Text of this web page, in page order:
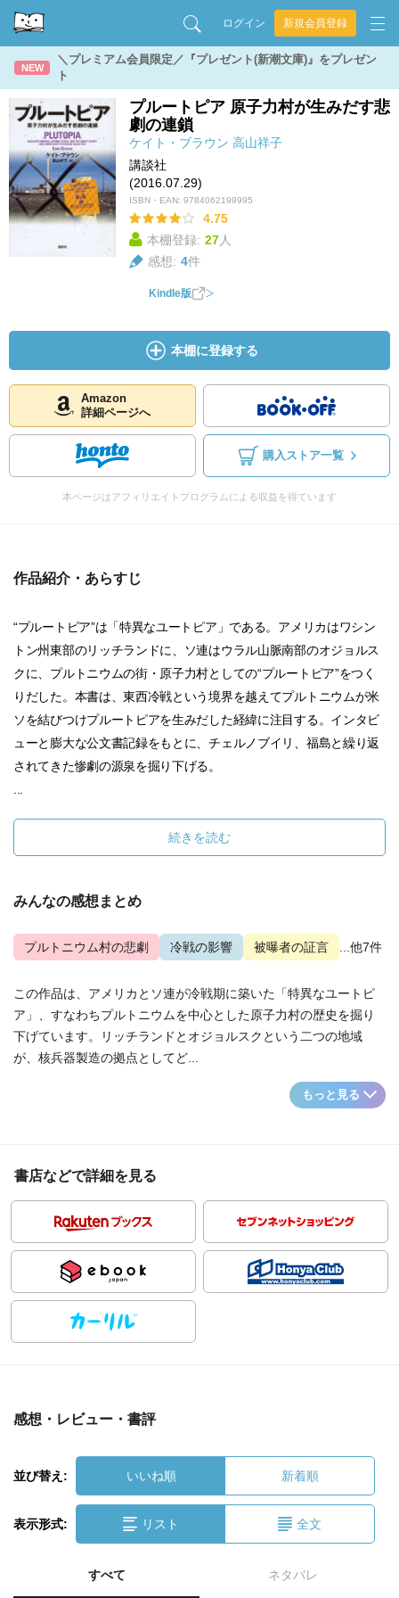
ログイン 新規会員登録
NEW
＼プレミアム会員限定／『プレゼント(新潮文庫)』をプレゼン
ト
プルートピア 原子力村が生みだす悲
劇の連鎖
ケイト・ブラウン 高山祥子
講談社
(2016.07.29)
ISBN・EAN: 9784062199995
4.75
本棚登録: 27人
感想: 4件
Kindle版
本棚に登録する
Amazon
詳細ページへ
購入ストア一覧
本ページはアフィリエイトプログラムによる収益を得ています
作品紹介・あらすじ
“プルートピア”は「特異なユートピア」である。アメリカはワシン
トン州東部のリッチランドに、ソ連はウラル山脈南部のオジョルス
クに、プルトニウムの街・原子力村としての“プルートピア”をつく
りだした。本書は、東西冷戦という境界を越えてプルトニウムが米
ソを結びつけプルートピアを生みだした経緯に注目する。インタビ
ューと膨大な公文書記録をもとに、チェルノブイリ、福島と繰り返
されてきた惨劇の源泉を掘り下げる。
続きを読む
みんなの感想まとめ
プルトニウム村の悲劇 冷戦の影響 被曝者の証言 ...他7件
この作品は、アメリカとソ連が冷戦期に築いた「特異なユートピ
ア」、すなわちプルトニウムを中心とした原子力村の歴史を掘り
下げています。リッチランドとオジョルスクという二つの地域
が、核兵器製造の拠点としてど...
もっと見る
書店などで詳細を見る
感想・レビュー・書評
並び替え: いいね順 新着順
表示形式: リスト 全文
すべて ネタバレ